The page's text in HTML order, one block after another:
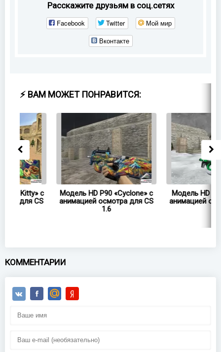
Расскажите друзьям в соц.сетях
Facebook Twitter
Мой мир
Вконтакте
⚡ ВАМ МОЖЕТ ПОНРАВИТСЯ:
Модель HD P90 «Cyclone» с
анимацией осмотра для CS
Модель HD P90 «Critical»
анимацией осмотра для
КОММЕНТАРИИ